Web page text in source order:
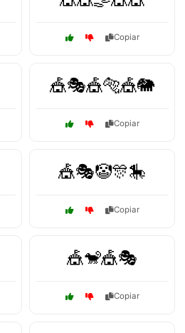
Copiar
🎪🎭🎪🐅🎪🐘
Copiar
🎪🎭🤡🎊🎠
Copiar
🎪🐒🎪🎭
Copiar